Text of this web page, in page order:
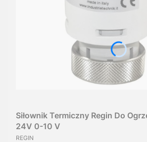
Siłownik Termiczny Regin Do
24V 0-10 V
PRODUCENT
REGIN